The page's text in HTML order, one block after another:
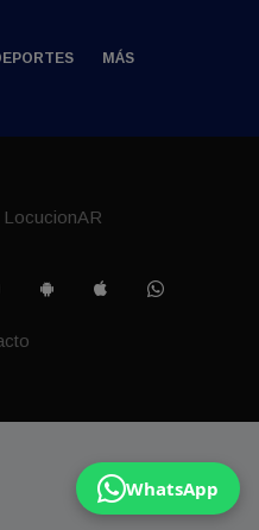
WhatsApp
MÁS